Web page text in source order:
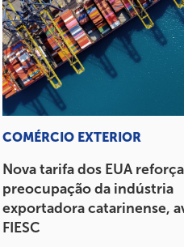
COMÉRCIO EXTERIOR
Nova tarifa dos EUA reforça
preocupação da indústria
exportadora catarinense,
FIESC